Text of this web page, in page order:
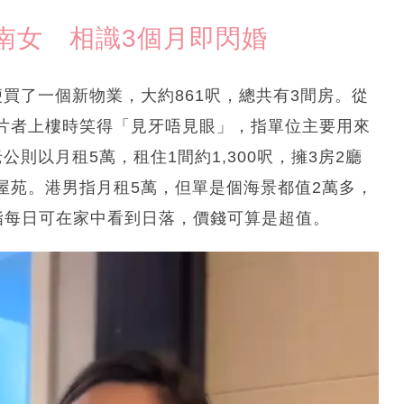
女 相識3個月即閃婚
了一個新物業，大約861呎，總共有3間房。從
上樓時笑得「見牙唔見眼」，指單位主要用來
則以月租5萬，租住1間約1,300呎，擁3房2廳
。港男指月租5萬，但單是個海景都值2萬多，
日可在家中看到日落，價錢可算是超值。